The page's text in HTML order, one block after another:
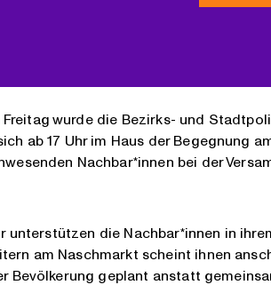
wurde die Bezirks- und
ab 17 Uhr im Haus der Begegnung
Nachbar*innen bei der
unterstützen die Nachbar*innen in
am Naschmarkt scheint ihnen
Bevölkerung geplant anstatt